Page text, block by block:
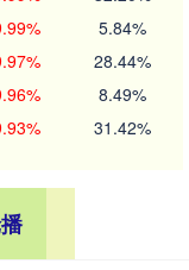
5.84%
28.44%
8.49%
31.42%